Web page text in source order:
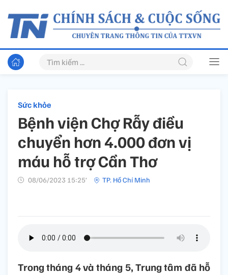
Sức khỏe
Bệnh viện Chợ Rẫy điều
chuyển hơn 4.000 đơn vị
máu hỗ trợ Cần Thơ
08/06/2023 15:25’ TP. Hồ Chí Minh
Trong tháng 4 và tháng 5, Trung tâm đã hỗ